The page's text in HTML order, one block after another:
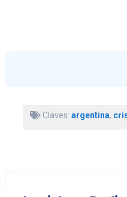
Claves: argentina,